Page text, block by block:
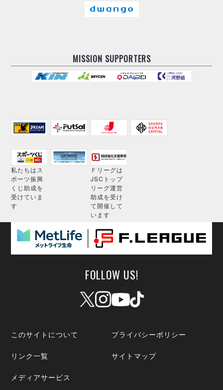
MISSION SUPPORTERS
私たちはス
ポーツ振興
くじ助成を
受けていま
す
Ｆリーグは
JSCトップ
リーグ運営
助成を受け
て開催して
います
FOLLOW US!
このサイトについて プライバシーポリシー
リンク一覧 サイトマップ
メディアサービス